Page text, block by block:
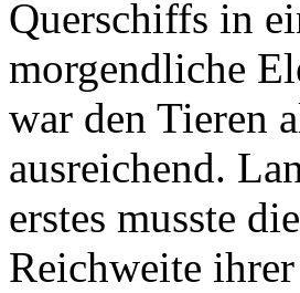
Querschiffs in
morgendliche
war den Tieren
ausreichend.
erstes musste
Reichweite